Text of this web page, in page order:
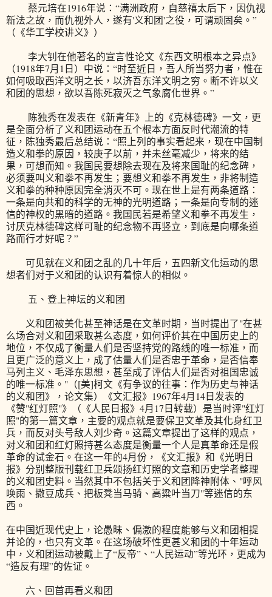
蔡元培在1916年说：“满洲政府，自慈禧太后下，因仇视
新法之故，而仇视外人，遂有'义和团'之役，可谓顽固矣。”
（《华工学校讲义》）
李大钊在他著名的宣言性论文《东西文明根本之异点》
（1918年7月1日）中说：“时至近日，吾人所当努力者，惟在
如何吸取西洋文明之长，以济吾东洋文明之穷。断不许以义
和团的思想，欲以吾陈死寂灭之气象腐化世界。”
陈独秀在发表在《新青年》上的《克林德碑》一文，更
是全面分析了义和团运动在五个根本方面反时代潮流的特
征，陈独秀最后总结说：“照上列的事实看起来，现在中国制
造义和拳的原因，较庚子以前，并未丝毫减少，将来的结
果，可想而知。我国民要想除去现在及将来国耻的纪念碑，
必须要叫义和拳不再发生；要想义和拳不再发生，非将制造
义和拳的种种原因完全消灭不可。现在世上是有两条道路：
一条是向共和的科学的无神的光明道路；一条是向专制的迷
信的神权的黑暗的道路。我国民若是希望义和拳不再发生，
讨厌克林德碑这样可耻的纪念物不再竖立，到底是向哪条道
路而行才好呢？”
可见就在义和团之乱的几十年后，五四新文化运动的思
想者们对于义和团的认识有着惊人的相似。
五、登上神坛的义和团
义和团被美化甚至神话是在文革时期，当时提出了"在甚
么场合对义和团采取甚么态度，如何评价其在中国历史上的
地位，不仅成了衡量人们是否坚持党的路线的唯一标准，而
且更广泛的意义上，成了估量人们是否忠于革命，是否信奉
马列主义、毛泽东思想，甚至成了评估人们是否对祖国忠诚
的唯一标准。"（[美]柯文《有争议的往事：作为历史与神话
的义和团》，论文集）《文汇报》1967年4月14日发表的
《赞"红灯照"》（《人民日报》4月17日转载）是当时评"红灯
照"的第一篇文章，主要的观点就是要保卫文革及其化身红卫
兵，而反对头号敌人刘少奇。这篇文章提出了这样的观点，
对义和团和红灯照持甚么态度是衡量一个人是真革命还是假
革命的试金石。在这一年的4月份，《文汇报》和《光明日
报》分别整版刊载红卫兵颂扬红灯照的文章和历史学者整理
的义和团史料。当然其中不包括关于义和团降神附体、"呼风
唤雨、撒豆成兵、把板凳当马骑、高粱叶当刀"等迷信的东
西。
在中国近现代史上，论愚昧、偏激的程度能够与义和团相提
并论的，也只有文革。在这场破坏性更甚义和团的十年运动
中，义和团运动被戴上了“反帝”、“人民运动”等光环，更成为
“造反有理”的佐证。
六、回首再看义和团